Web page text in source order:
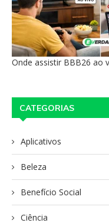
Onde assistir BBB26 ao
CATEGORIAS
Aplicativos
Beleza
Benefício Social
Ciência